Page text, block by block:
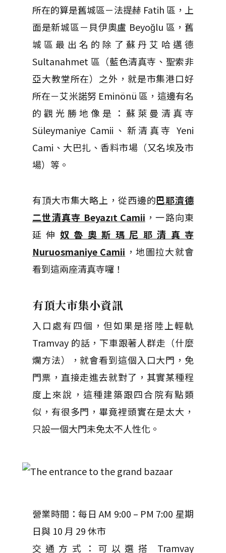
所在的算是舊城區－法提赫 Fatih 區，上
面是新城區－貝伊奧盧 Beyoğlu 區，舊
城區最出名的除了蘇丹艾哈邁德
Sultanahmet 區（藍色清真寺、聖索非
亞大教堂所在）之外，就是市集港口好
所在－艾米諾努 Eminönü 區，這邊有名
的觀光勝地像是：蘇萊曼清真寺
Süleymaniye Camii、新清真寺 Yeni
Cami、大巴扎、香料市場（又名埃及市
場）等。
有頂大市集大略上，從西邊的巴耶濟德
二世清真寺 Beyazıt Camii ，一路向東
延伸 奴魯奧斯瑪尼耶清真寺
Nuruosmaniye Camii ，地圖拉大就會
看到這兩座清真寺囉！
有頂大市集小資訊
入口處有四個，但如果是搭陸上輕軌
Tramvay 的話，下車跟著人群走（什麼
爛方法），就會看到這個入口大門，免
門票，直接走進去就對了，其實某種程
度上來說，這種建築跟四合院有點類
似，有很多門，畢竟裡頭實在是太大，
只設一個大門未免太不人性化。
營業時間：每日 AM 9:00 – PM 7:00 星期
日與 10 月 29 休市
交通方式：可以選搭 Tramvay